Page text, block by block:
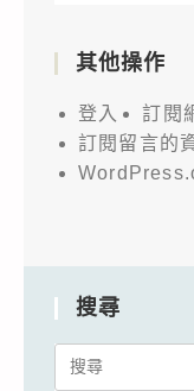
其他操作
登入
訂閱
訂閱留言的
搜尋
Search